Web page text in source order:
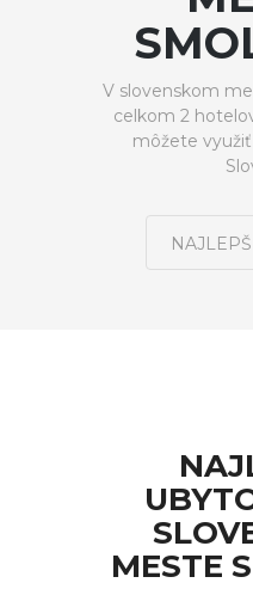
V slovenskom
celkom 2
môžete
MESTE